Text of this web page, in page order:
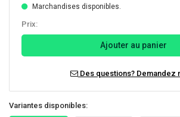
Marchandises disponibles.
Prix:
Ajouter au panier
Des questions? Demandez
Variantes disponibles: